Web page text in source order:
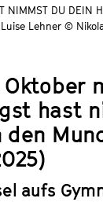
NIMMST DU DEIN
Luise Lehner ©
hast
aufs